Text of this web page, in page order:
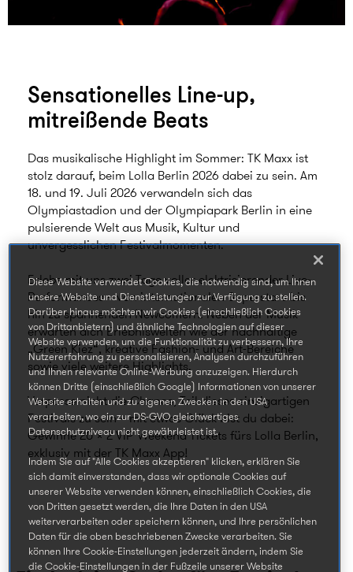
Sensationelles Line-up,
mitreißende Beats
Das musikalische Highlight im Sommer: TK Maxx ist
stolz darauf, beim Lolla Berlin 2026 dabei zu sein. Am
18. und 19. Juli 2026 verwandeln sich das
Olympiastadion und der Olympiapark Berlin in eine
pulsierende Welt aus Musik, Kultur und
unvergesslichen Festivalmomenten.
Erlebe mit uns zwei Tage voller elektrisierender Live-
Performances – von internationalen Superstars bis
hin zu spannenden Newcomern. Neben der Musik
erwarten dich Erlebniswelten wie der nachhaltige
„Green Kiez“, kreative Fashion- und Art-Bereiche
sowie viele weitere Highlights.
Verpasse nicht die Chance, Teil dieses einzigartigen
Festivals zu sein – mit etwas Glück bist du dabei:
Gewinne 20 × 2 VIP Weekend Tickets fürs Lolla Berlin,
exklusiv mit der TK Maxx App!
Diese Website verwendet Cookies, die notwendig sind, um Ihnen
unsere Website und Dienstleistungen zur Verfügung zu stellen.
Darüber hinaus möchten wir Cookies (einschließlich Cookies
von Drittanbietern) und ähnliche Technologien auf dieser
Website verwenden, um die Funktionalität zu verbessern, Ihre
Nutzererfahrung zu personalisieren, Analysen durchzuführen
und Ihnen relevante Online-Werbung anzuzeigen. Hierdurch
können Dritte (einschließlich Google) Informationen von unserer
Website erhalten und zu eigenen Zwecken in den USA
verarbeiten, wo ein zur DS-GVO gleichwertiges
Datenschutzniveau nicht gewährleistet ist.
Indem Sie auf "Alle Cookies akzeptieren" klicken, erklären Sie
sich damit einverstanden, dass wir optionale Cookies auf
unserer Website verwenden können, einschließlich Cookies, die
von Dritten gesetzt werden, die Ihre Daten in den USA
weiterverarbeiten oder speichern können, und Ihre persönlichen
Daten für die oben beschriebenen Zwecke verarbeiten. Sie
können Ihre Cookie-Einstellungen jederzeit ändern, indem Sie
die Cookie-Einstellungen in der Fußzeile unserer Website